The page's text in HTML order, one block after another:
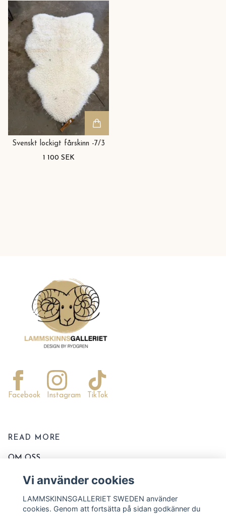
Svenskt lockigt fårskinn -7/3
1 100 SEK
Facebook Instagram TikTok
READ MORE
OM OSS
KONTAKTA OSS
KÖPVILLKOR
Vi använder cookies
LAMMSKINNSGALLERIET SWEDEN använder
cookies. Genom att fortsätta på sidan godkänner du